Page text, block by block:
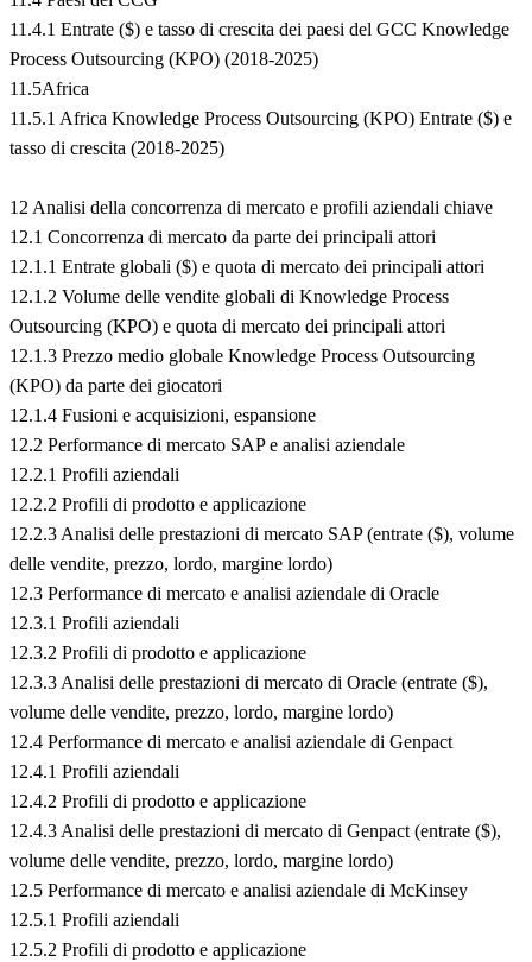
11.4.1 Entrate ($) e tasso di crescita dei paesi del GCC Knowledge
Process Outsourcing (KPO) (2018-2025)
11.5Africa
11.5.1 Africa Knowledge Process Outsourcing (KPO) Entrate ($) e
tasso di crescita (2018-2025)
12 Analisi della concorrenza di mercato e profili aziendali chiave
12.1 Concorrenza di mercato da parte dei principali attori
12.1.1 Entrate globali ($) e quota di mercato dei principali attori
12.1.2 Volume delle vendite globali di Knowledge Process
Outsourcing (KPO) e quota di mercato dei principali attori
12.1.3 Prezzo medio globale Knowledge Process Outsourcing
(KPO) da parte dei giocatori
12.1.4 Fusioni e acquisizioni, espansione
12.2 Performance di mercato SAP e analisi aziendale
12.2.1 Profili aziendali
12.2.2 Profili di prodotto e applicazione
12.2.3 Analisi delle prestazioni di mercato SAP (entrate ($), volume
delle vendite, prezzo, lordo, margine lordo)
12.3 Performance di mercato e analisi aziendale di Oracle
12.3.1 Profili aziendali
12.3.2 Profili di prodotto e applicazione
12.3.3 Analisi delle prestazioni di mercato di Oracle (entrate ($),
volume delle vendite, prezzo, lordo, margine lordo)
12.4 Performance di mercato e analisi aziendale di Genpact
12.4.1 Profili aziendali
12.4.2 Profili di prodotto e applicazione
12.4.3 Analisi delle prestazioni di mercato di Genpact (entrate ($),
volume delle vendite, prezzo, lordo, margine lordo)
12.5 Performance di mercato e analisi aziendale di McKinsey
12.5.1 Profili aziendali
12.5.2 Profili di prodotto e applicazione